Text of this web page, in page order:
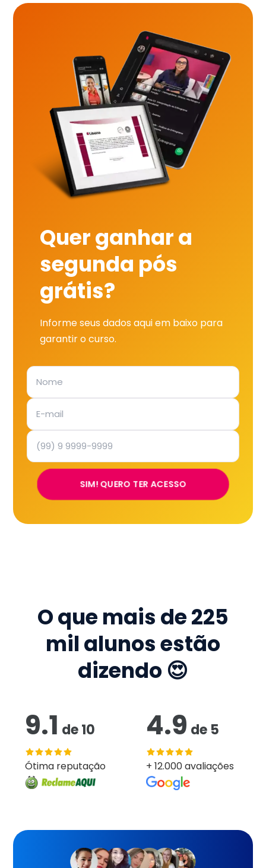
Quer ganhar a
segunda pós
grátis?
Informe seus dados aqui em baixo para
garantir o curso.
SIM! QUERO TER ACESSO
O que mais de225
mil alunos estão
dizendo 😍
9.1 de10
Ótima reputação
4.9 de 5
+ 12.000 avaliações